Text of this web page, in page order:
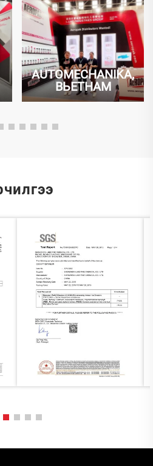
AUTOMECHANIKA,
ВЬЕТНАМ